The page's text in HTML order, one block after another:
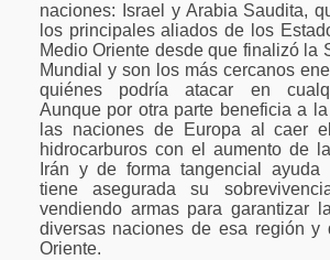
naciones: Israel y Arabia Saudita,
los principales aliados de los
Medio Oriente desde que finalizó la
Mundial y son los más cercanos
quiénes podría atacar en
Aunque por otra parte beneficia a
las naciones de Europa al caer
hidrocarburos con el aumento de
Irán y de forma tangencial
tiene asegurada su
vendiendo armas para garantizar
diversas naciones de esa región y
Oriente.